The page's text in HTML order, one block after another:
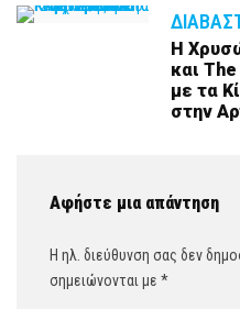
Η
και
με τα
στην
Αφήστε μια απάντηση
Η ηλ. διεύθυνση σας δεν
σημειώνονται με *